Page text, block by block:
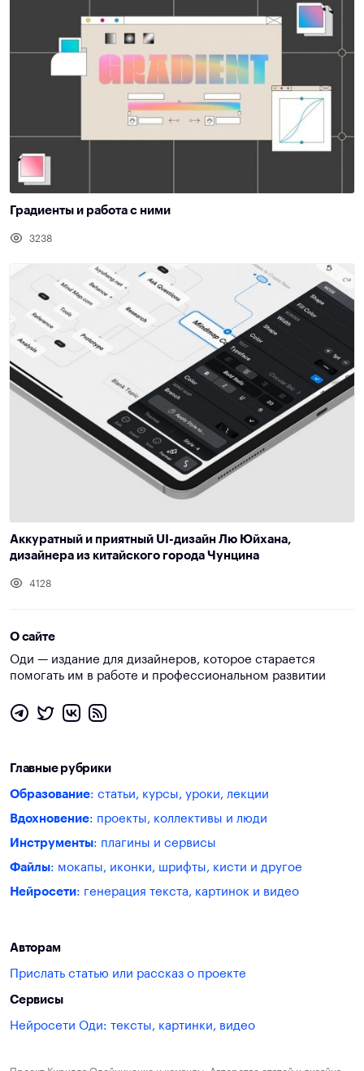
Градиенты и работа с ними
3238
Аккуратный и приятный UI-дизайн Лю Юйхана,
дизайнера из китайского города Чунцина
4128
О сайте
Оди — издание для дизайнеров, которое старается
помогать им в работе и профессиональном развитии
Главные рубрики
Образование: статьи, курсы, уроки, лекции
Вдохновение: проекты, коллективы и люди
Инструменты: плагины и сервисы
Файлы: мокапы, иконки, шрифты, кисти и другое
Нейросети: генерация текста, картинок и видео
Авторам
Прислать статью или рассказ о проекте
Сервисы
Нейросети Оди: тексты, картинки, видео